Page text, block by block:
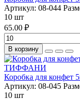
Артикул: 08-044
10 шт
65.00 ₽
В корзину
Коробка для
Артикул: 08-045
10 шт